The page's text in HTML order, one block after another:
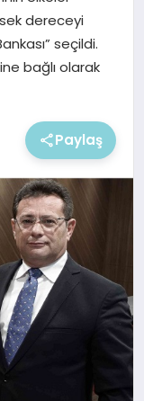
dereceyi
seçildi.
bağlı olarak
Paylaş